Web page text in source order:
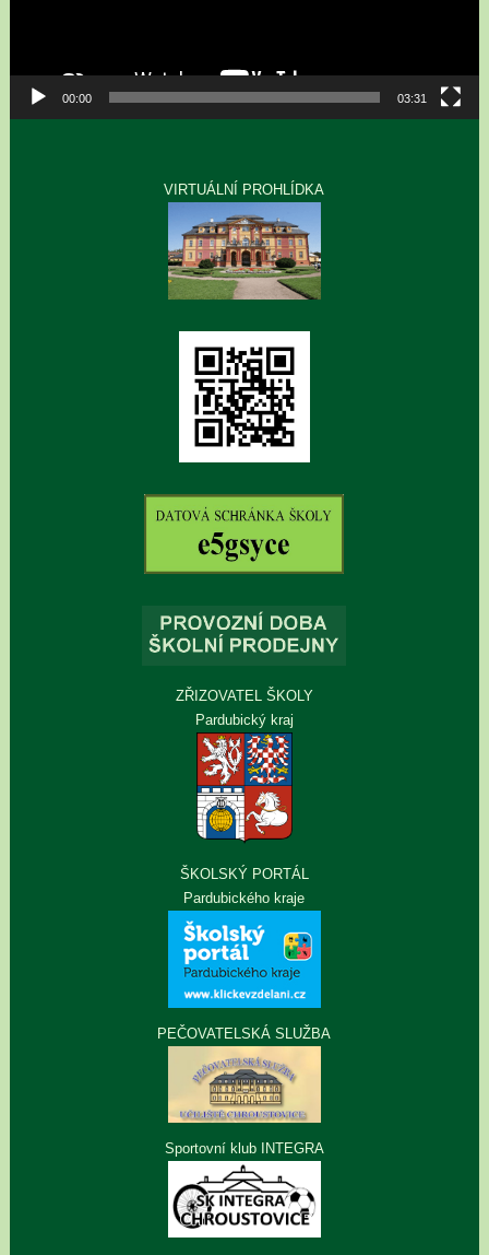
00:00 03:31
VIRTUÁLNÍ PROHLÍDKA
ZŘIZOVATEL ŠKOLY
Pardubický kraj
ŠKOLSKÝ PORTÁL
Pardubického kraje
PEČOVATELSKÁ SLUŽBA
Sportovní klub INTEGRA